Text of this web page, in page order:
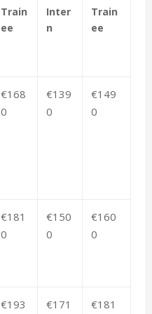
Train
ee
Inter
n
Train
ee
€168
0
€139
0
€149
0
€181
0
€150
0
€160
0
€193
€171
€181